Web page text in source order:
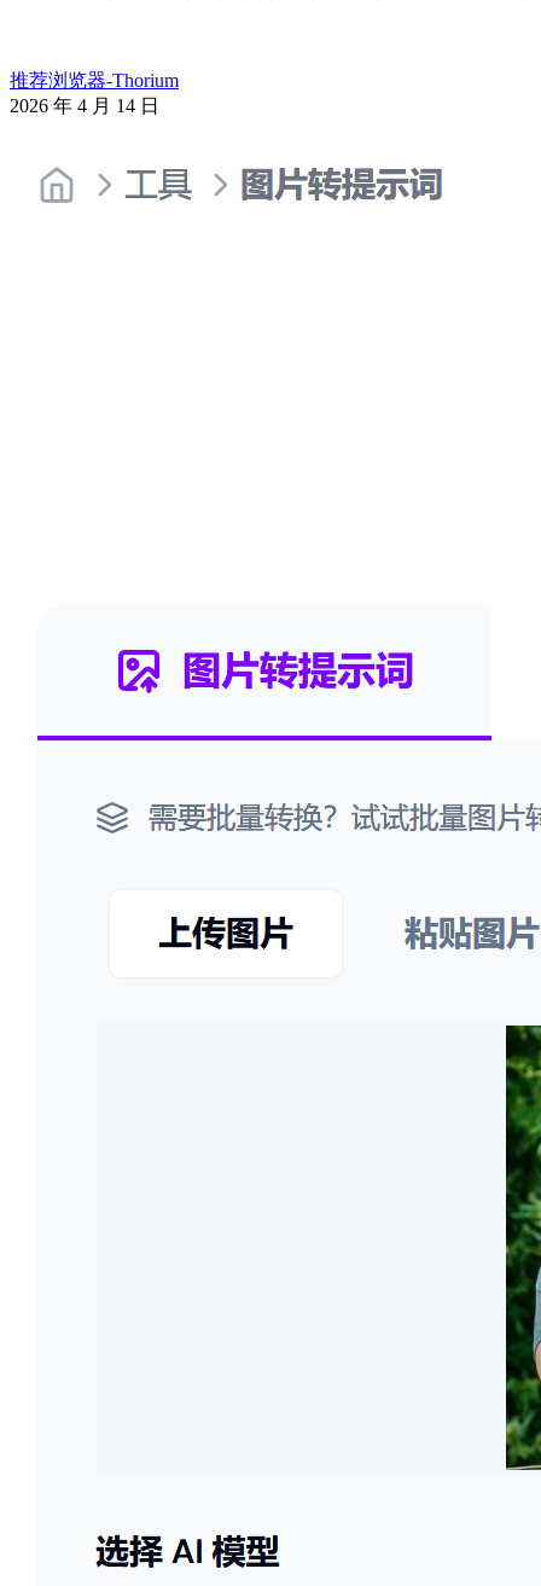
推荐浏览器-Thorium
2026 年 4 月 14 日